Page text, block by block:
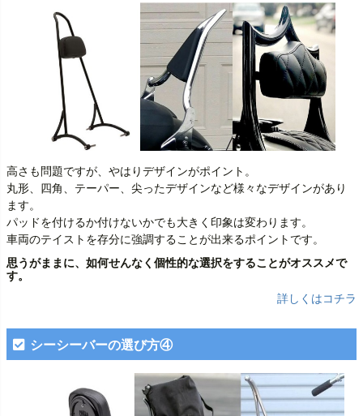
高さも問題ですが、やはりデザインがポイント。
丸形、四角、テーパー、尖ったデザインなど様々なデザインがあり
ます。
パッドを付けるか付けないかでも大きく印象は変わります。
車両のテイストを存分に強調することが出来るポイントです。
思うがままに、如何せんなく個性的な選択をすることがオススメで
す。
詳しくはコチラ
シーシーバーの選び方④